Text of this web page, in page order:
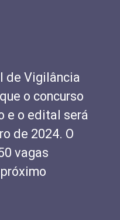
de Vigilância
o concurso
e o edital será
de 2024. O
vagas